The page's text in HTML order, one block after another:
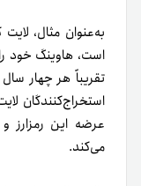
به‌عنوان مثال،
تقریباً هر چهار
استخراج‌کنندگان
عرضه این رمزارز
می‌کند.